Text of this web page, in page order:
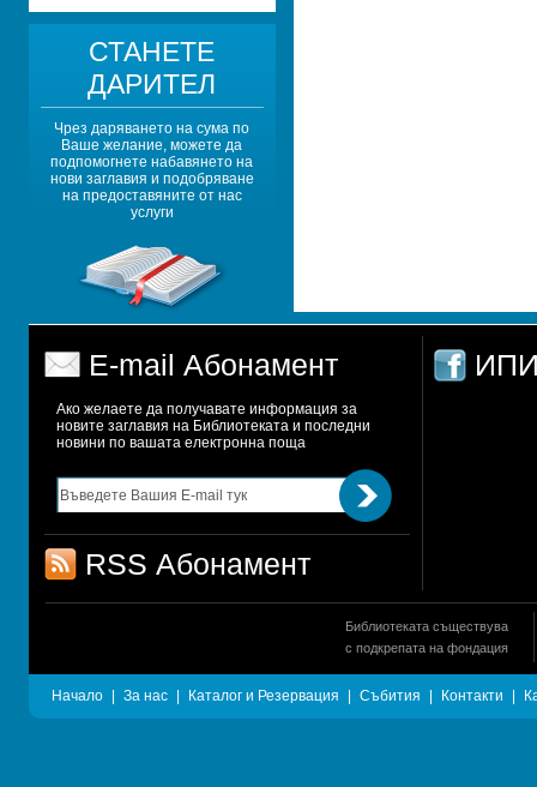
СТАНЕТЕ
ДАРИТЕЛ
Чрез даряването на сума по
Ваше желание, можете да
подпомогнете набавянето на
нови заглавия и подобряване
на предоставяните от нас
услуги
E-mail Абонамент
Ако желаете да получавате информация за
новите заглавия на Библиотеката и последни
новини по вашата електронна поща
RSS Абонамент
ИПИ
Библиотеката съществува
с подкрепата на фондация
Начало За нас Каталог и Резервация Събития Контакти